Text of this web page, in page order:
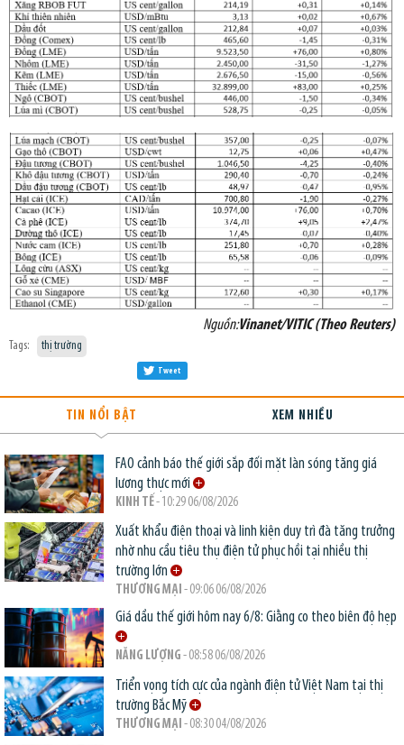
Nguồn:Vinanet/VITIC (Theo Reuters)
Tags: thị trường
Tweet
TIN NỔI BẬT XEM NHIỀU
FAO cảnh báo thế giới sắp đối mặt làn sóng tăng giá
lương thực mới
KINH TẾ- 10:29 06/08/2026
Xuất khẩu điện thoại và linh kiện duy trì đà tăng trưởng
nhờ nhu cầu tiêu thụ điện tử phục hồi tại nhiều thị
trường lớn
THƯƠNG MẠI - 09:06 06/08/2026
Giá dầu thế giới hôm nay 6/8: Giằng co theo biên độ hẹp
NĂNG LƯỢNG - 08:58 06/08/2026
Triển vọng tích cực của ngành điện tử Việt Nam tại thị
trường Bắc Mỹ
THƯƠNG MẠI - 08:30 04/08/2026